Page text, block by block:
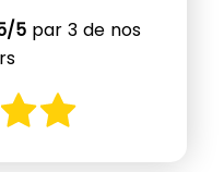
5 par 3 de nos